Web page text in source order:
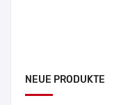
NEUE PRODUKTE